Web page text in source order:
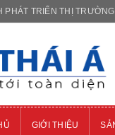
PHÁT TRIỂN THỊ
GIỚI THIỆU